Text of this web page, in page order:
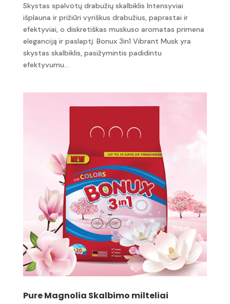
Skystas spalvotų drabužių skalbiklis Intensyviai
išplauna ir prižiūri vyriškus drabužius, paprastai ir
efektyviai, o diskretiškas muskuso aromatas primena
eleganciją ir paslaptį. Bonux 3in1 Vibrant Musk yra
skystas skalbiklis, pasižymintis padidintu
efektyvumu...
Pure Magnolia Skalbimo milteliai